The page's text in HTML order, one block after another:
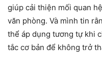
giúp cải thiện mối quan
văn phòng. Và mình tin
thể áp dụng tương tự khi
tắc cơ bản để không trở